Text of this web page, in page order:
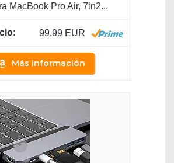
MacBook Pro Air, 7in2...
99,99 EUR
Más información